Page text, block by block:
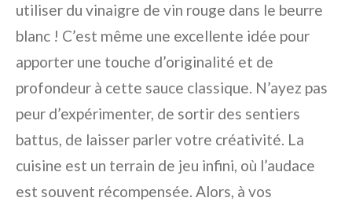
utiliser du vinaigre de vin rouge dans le beurre
blanc ! C’est même une excellente idée pour
apporter une touche d’originalité et de
profondeur à cette sauce classique. N’ayez pas
peur d’expérimenter, de sortir des sentiers
battus, de laisser parler votre créativité. La
cuisine est un terrain de jeu infini, où l’audace
est souvent récompensée. Alors, à vos